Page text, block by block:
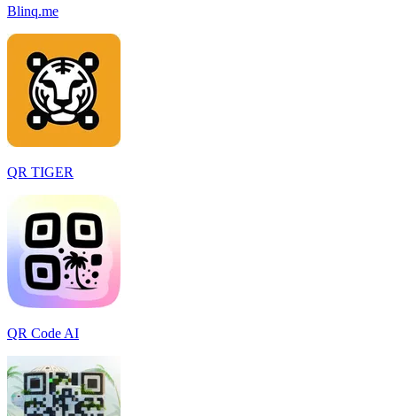
Blinq.me
QR TIGER
QR Code AI